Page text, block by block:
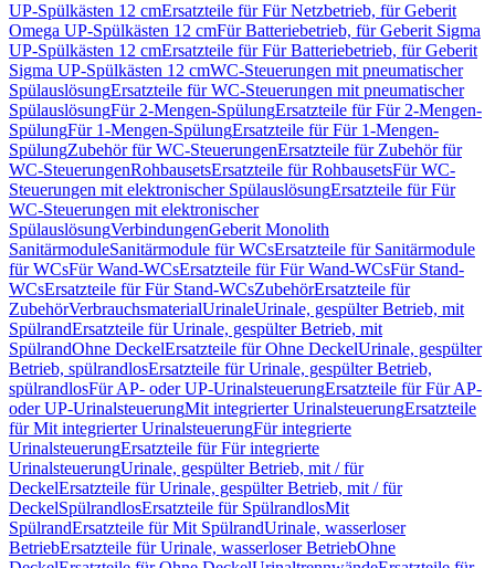
UP-Spülkästen 12 cmErsatzteile für Für Netzbetrieb, für Geberit
Omega UP-Spülkästen 12 cmFür Batteriebetrieb, für Geberit Sigma
UP-Spülkästen 12 cmErsatzteile für Für Batteriebetrieb, für Geberit
Sigma UP-Spülkästen 12 cmWC-Steuerungen mit pneumatischer
SpülauslösungErsatzteile für WC-Steuerungen mit pneumatischer
SpülauslösungFür 2-Mengen-SpülungErsatzteile für Für 2-Mengen-
SpülungFür 1-Mengen-SpülungErsatzteile für Für 1-Mengen-
SpülungZubehör für WC-SteuerungenErsatzteile für Zubehör für
WC-SteuerungenRohbausetsErsatzteile für RohbausetsFür WC-
Steuerungen mit elektronischer SpülauslösungErsatzteile für Für
WC-Steuerungen mit elektronischer
SpülauslösungVerbindungenGeberit Monolith
SanitärmoduleSanitärmodule für WCsErsatzteile für Sanitärmodule
für WCsFür Wand-WCsErsatzteile für Für Wand-WCsFür Stand-
WCsErsatzteile für Für Stand-WCsZubehörErsatzteile für
ZubehörVerbrauchsmaterialUrinaleUrinale, gespülter Betrieb, mit
SpülrandErsatzteile für Urinale, gespülter Betrieb, mit
SpülrandOhne DeckelErsatzteile für Ohne DeckelUrinale, gespülter
Betrieb, spülrandlosErsatzteile für Urinale, gespülter Betrieb,
spülrandlosFür AP- oder UP-UrinalsteuerungErsatzteile für Für AP-
oder UP-UrinalsteuerungMit integrierter UrinalsteuerungErsatzteile
für Mit integrierter UrinalsteuerungFür integrierte
UrinalsteuerungErsatzteile für Für integrierte
UrinalsteuerungUrinale, gespülter Betrieb, mit / für
DeckelErsatzteile für Urinale, gespülter Betrieb, mit / für
DeckelSpülrandlosErsatzteile für SpülrandlosMit
SpülrandErsatzteile für Mit SpülrandUrinale, wasserloser
BetriebErsatzteile für Urinale, wasserloser BetriebOhne